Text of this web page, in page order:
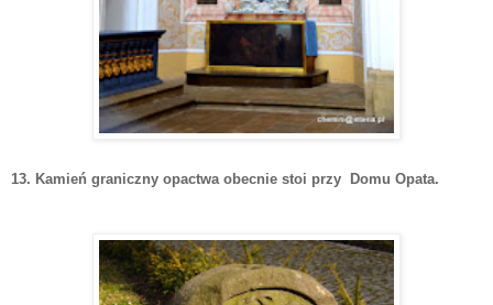
13. Kamień graniczny opactwa obecnie stoi przy Domu Opata.